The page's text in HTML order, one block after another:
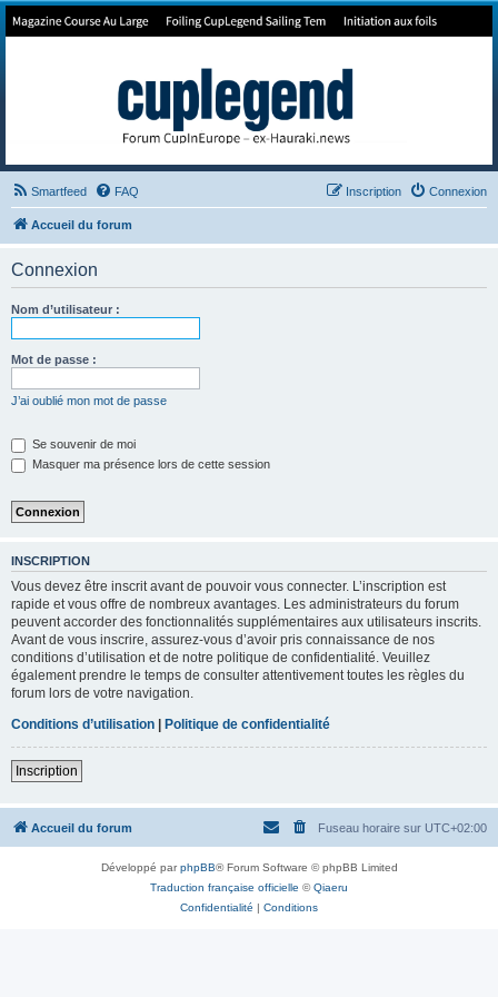
Forum de Cup In Europe
Smartfeed FAQ Connexion
Inscription
Accueil du forum
Connexion
Nom d’utilisateur :
Mot de passe :
J’ai oublié mon mot de passe
Se souvenir de moi
Masquer ma présence lors de cette session
INSCRIPTION
Vous devez être inscrit avant de pouvoir vous connecter. L’inscription est
rapide et vous offre de nombreux avantages. Les administrateurs du forum
peuvent accorder des fonctionnalités supplémentaires aux utilisateurs inscrits.
Avant de vous inscrire, assurez-vous d’avoir pris connaissance de nos
conditions d’utilisation et de notre politique de confidentialité. Veuillez
également prendre le temps de consulter attentivement toutes les règles du
forum lors de votre navigation.
Conditions d’utilisation
Politique de confidentialité
Inscription
Accueil du forum Fuseau horaire sur UTC+02:00
Développé parphpBB® Forum Software © phpBB Limited
Traduction française officielle ©Qiaeru
Confidentialité | Conditions